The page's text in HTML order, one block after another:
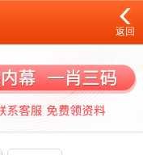
返回